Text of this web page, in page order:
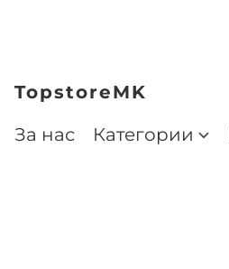
TopstoreMK
За нас
Категории